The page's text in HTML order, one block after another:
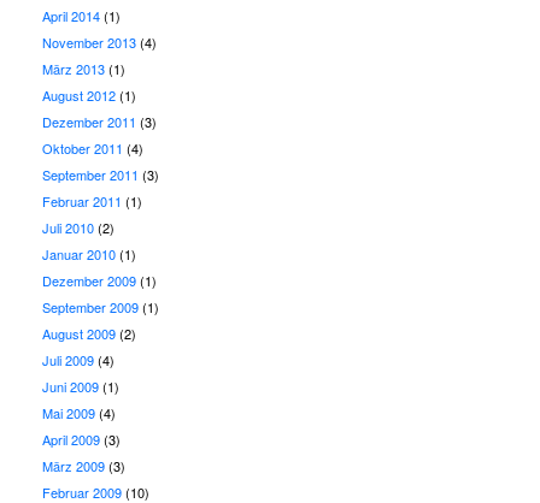
April 2014(1)
November 2013(4)
März 2013(1)
August 2012(1)
Dezember 2011 (3)
Oktober 2011 (4)
September 2011 (3)
Februar 2011 (1)
Juli 2010(2)
Januar 2010(1)
Dezember 2009(1)
September 2009(1)
August 2009(2)
Juli 2009(4)
Juni 2009(1)
Mai 2009(4)
April 2009(3)
März 2009(3)
Februar 2009(10)